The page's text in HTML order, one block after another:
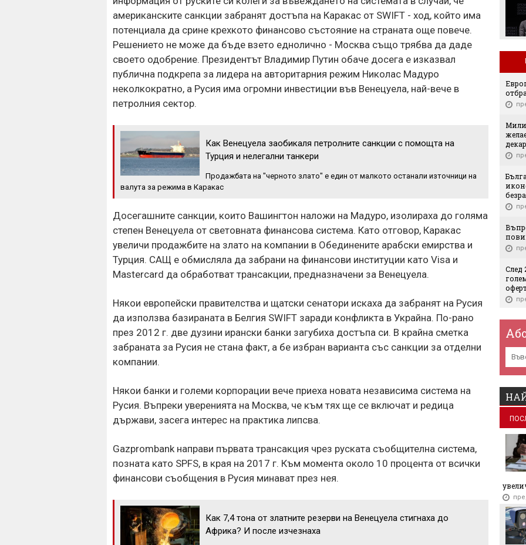
американските санкции забранят достъпа на Каракас от SWIFT - ход, който има
потенциала да срине крехкото финансово състояние на страната още повече.
Решението не може да бъде взето еднолично - Москва също трябва да даде
своето одобрение. Президентът Владимир Путин обаче досега е изказвал
публична подкрепа за лидера на авторитарния режим Николас Мадуро
неколкократно, а Русия има огромни инвестиции във Венецуела, най-вече в
петролния сектор.
Как Венецуела заобикаля петролните санкции с помощта на
Турция и нелегални танкери
Продажбата на "черното злато" е един от малкото останали източници на
валута за режима в Каракас
Досегашните санкции, които Вашингтон наложи на Мадуро, изолираха до голяма
степен Венецуела от световната финансова система. Като отговор, Каракас
увеличи продажбите на злато на компании в Обединените арабски емирства и
Турция. САЩ е обмисляла да забрани на финансови институции като Visa и
Mastercard да обработват трансакции, предназначени за Венецуела.
Някои европейски правителства и щатски сенатори искаха да забранят на Русия
да използва базираната в Белгия SWIFT заради конфликта в Украйна. По-рано
през 2012 г. две дузини ирански банки загубиха достъпа си. В крайна сметка
забраната за Русия не стана факт, а бе избран варианта със санкции за отделни
компании.
Някои банки и големи корпорации вече приеха новата независима система на
Русия. Въпреки уверенията на Москва, че към тях ще се включат и редица
държави, засега интерес на практика липсва.
Gazprombank направи първата трансакция чрез руската съобщителна система,
позната като SPFS, в края на 2017 г. Към момента около 10 процента от всички
финансови съобщения в Русия минават през нея.
Как 7,4 тона от златните резерви на Венецуела стигнаха до
Африка? И после изчезнаха
ЦСКА, "жълтите" на
колене!
След
НОИ
Удар